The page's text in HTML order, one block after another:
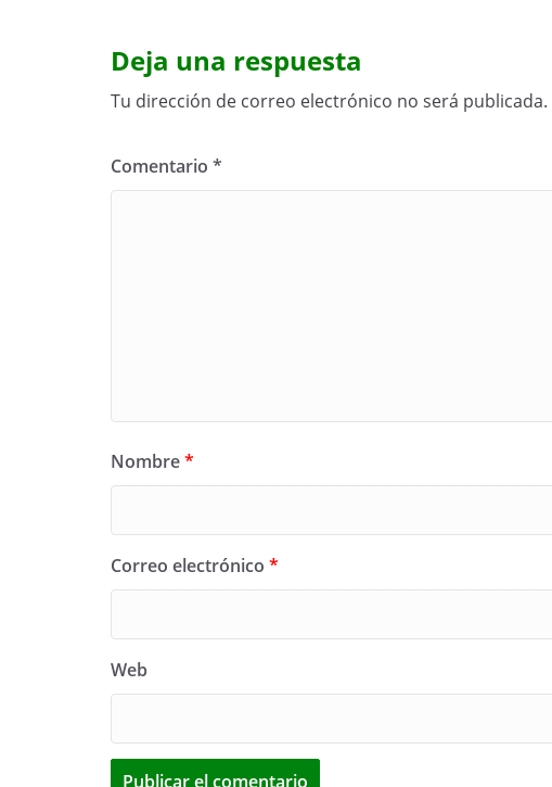
Deja una respuesta
Tu dirección de correo electrónico no será publicada.
Comentario *
Nombre*
Correo electrónico *
Web